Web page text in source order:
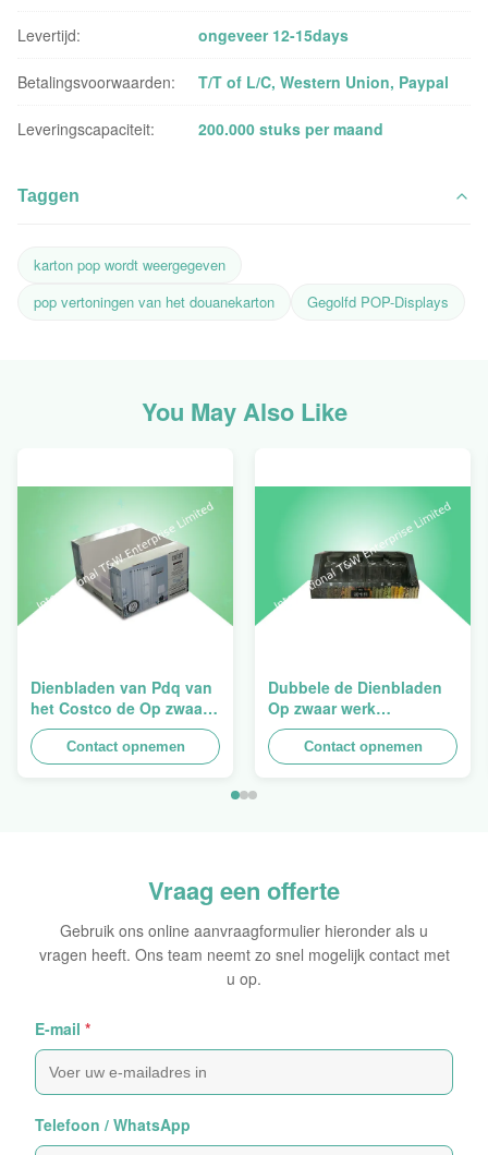
Levertijd: ongeveer 12-15days
Betalingsvoorwaarden: T/T of L/C, Western Union, Paypal
Leveringscapaciteit: 200.000 stuks per maand
Taggen
karton pop wordt weergegeven
pop vertoningen van het douanekarton
Gegolfd POP-Displays
You May Also Like
Dienbladen van Pdq van
het Costco de Op zwaar
werk berekende
Stapelbare Ontwerp aan
het Verkopen van
Contact opnemen
Dubbele de Dienbladen
Op zwaar werk
berekende
Opeenstapeling van het
Muurkarton PDQ voor het
Contact opnemen
Vraag een offerte
Gebruik ons online aanvraagformulier hieronder als u
vragen heeft. Ons team neemt zo snel mogelijk contact met
u op.
E-mail *
Telefoon / WhatsApp